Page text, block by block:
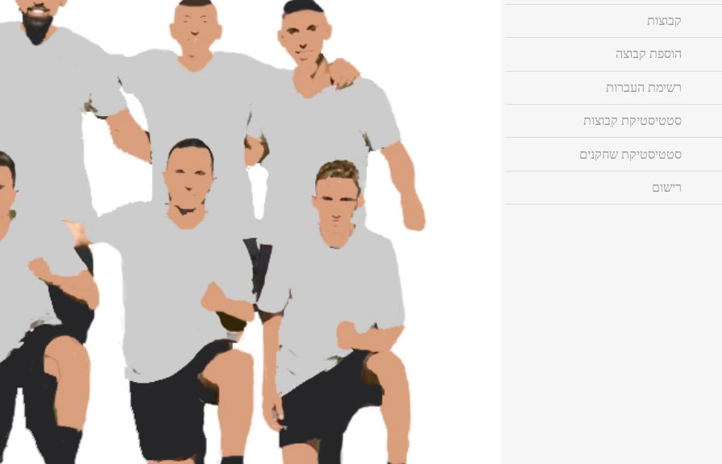
קבוצות
הוספת קבוצה
רשימת העברות
סטטיסטיקת קבוצות
סטטיסטיקת שחקנים
רישום